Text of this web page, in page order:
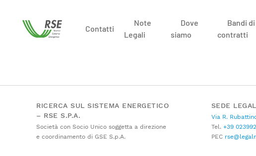
Contatti
Note
Legali
Dove
siamo
Bandi
contratti
RICERCA SUL SISTEMA ENERGETICO
– RSE S.P.A.
Società con Socio Unico soggetta a direzione
e coordinamento di GSE S.p.A.
SEDE
Via R.
Tel. +39
PEC